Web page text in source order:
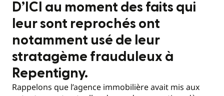
D’ICI au moment des faits qui
leur sont reprochés ont
notamment usé de leur
stratagème frauduleux à
Repentigny.
Rappelons que l’agence immobilière avait mis aux